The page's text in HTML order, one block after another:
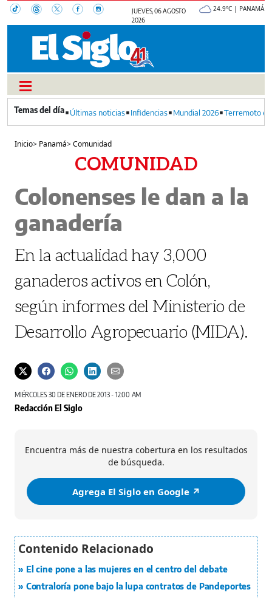
JUEVES, 06 AGOSTO
2026
24.9°C | PANAMÁ
Últimas noticias Infidencias Mundial 2026 Terremoto
Inicio> Panamá>Comunidad
COMUNIDAD
Colonenses le dan a la
ganadería
En la actualidad hay 3,000
ganaderos activos en Colón,
según informes del Ministerio de
Desarrollo Agropecuario (MIDA).
MIÉRCOLES 30 DE ENERO DE 2013 - 12:00 AM
Redacción El Siglo
Encuentra más de nuestra cobertura en los resultados
de búsqueda.
Agrega El Siglo en Google ↗️
El cine pone a las mujeres en el centro del debate
Contraloría pone bajo la lupa contratos de Pandeportes